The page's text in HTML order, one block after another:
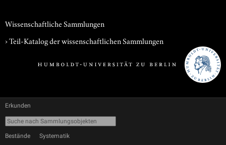
Wissenschaftliche Sammlungen
› Teil-Katalog der wissenschaftlichen Sammlungen
Erkunden
Bestände Systematik